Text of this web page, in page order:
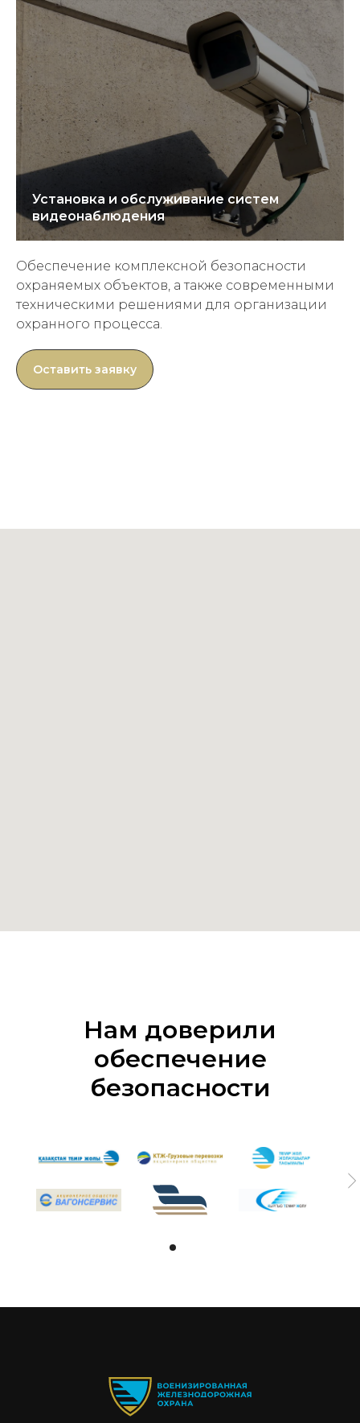
Установка и обслуживание систем
видеонаблюдения
Обеспечение комплексной безопасности
охраняемых объектов, а также современными
техническими решениями для организации
охранного процесса.
Оставить заявку
Нам доверили
обеспечение
безопасности